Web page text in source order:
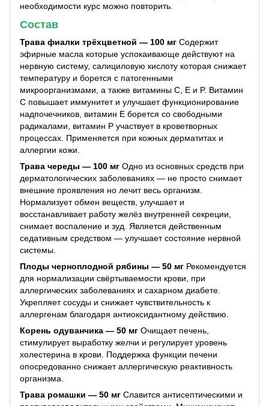
необходимости курс можно повторить.
Состав
Трава фиалки трёхцветной — 100 мг Содержит
эфирные масла которые успокаивающе действуют на
нервную систему, салициловую кислоту которая снижает
температуру и борется с патогенными
микроорганизмами, а также витамины C, E и P. Витамин
C повышает иммунитет и улучшает функционирование
надпочечников, витамин E борется со свободными
радикалами, витамин P участвует в кроветворных
процессах. Применяется при кожных дерматитах и
аллергии кожи.
Трава череды — 100 мг Одно из основных средств при
дерматологических заболеваниях — не просто снимает
внешние проявления но лечит весь организм.
Нормализует обмен веществ, улучшает и
восстанавливает работу желёз внутренней секреции,
снимает воспаление и зуд. Является действенным
седативным средством — улучшает состояние нервной
системы.
Плоды черноплодной рябины — 50 мг Рекомендуется
для нормализации свёртываемости крови, при
аллергических заболеваниях и сахарном диабете.
Укрепляет сосуды и снижает чувствительность к
аллергенам благодаря антиоксидантному действию.
Корень одуванчика — 50 мг Очищает печень,
стимулирует выработку желчи и регулирует уровень
холестерина в крови. Поддержка функции печени
опосредованно снижает аллергическую реактивность
организма.
Трава ромашки — 50 мг Славится антисептическими и